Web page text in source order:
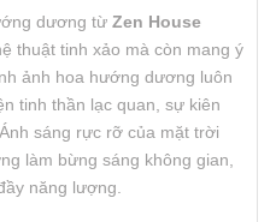
dương từ Zen House
thuật tinh xảo mà còn mang ý
ảnh hoa hướng dương luôn
tinh thần lạc quan, sự kiên
sáng rực rỡ của mặt trời
làm bừng sáng không gian,
năng lượng.